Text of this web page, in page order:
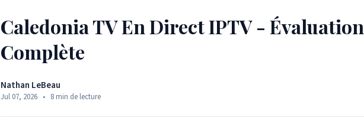
Caledonia TV En Direct IPTV - Évaluation
Complète
Nathan LeBeau
Jul 07, 2026 • 8 min de lecture